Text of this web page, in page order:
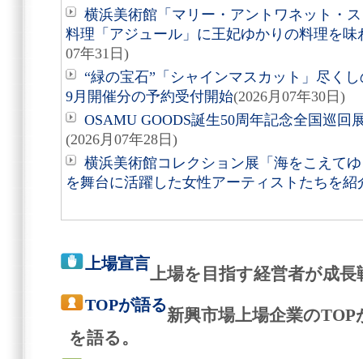
横浜美術館「マリー・アントワネット・
料理「アジュール」に王妃ゆかりの料理を
07年31日)
“緑の宝石”「シャインマスカット」尽く
9月開催分の予約受付開始(2026月07年30日)
OSAMU GOODS誕生50周年記念全国巡回
(2026月07年28日)
横浜美術館コレクション展「海をこえて
を舞台に活躍した女性アーティストたちを紹
上場宣言
上場を目指す経営者が成
TOPが語る
新興市場上場企業の
を語る。